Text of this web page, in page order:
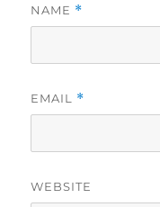
NAME *
EMAIL *
WEBSITE